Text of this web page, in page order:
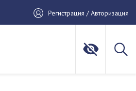
Регистрация / Авторизация